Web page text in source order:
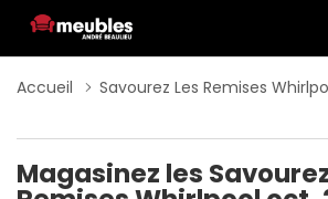
Accueil Savourez Les Remises
Magasinez les